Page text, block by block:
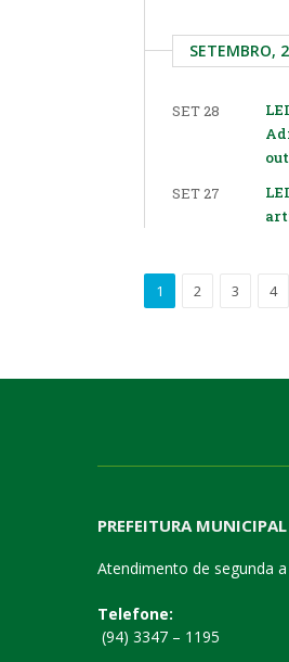
SETEMBRO,
SET 28
SET 27
1 2 3 4
PREFEITURA
Atendimento de segunda
Telefone:
(94) 3347 – 1195